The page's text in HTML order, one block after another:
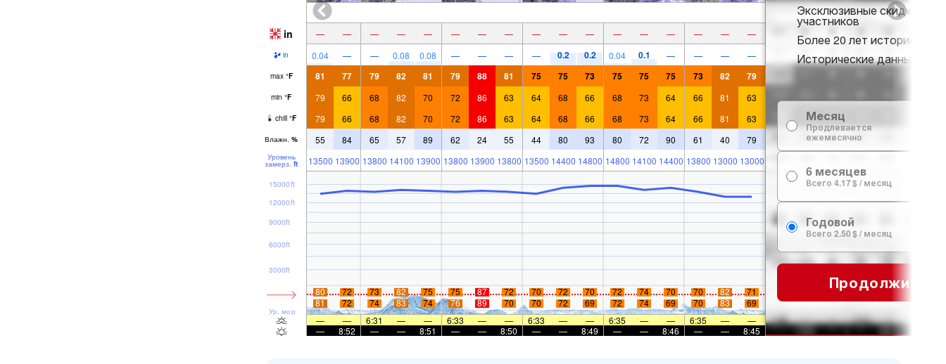
in — — — — — — — — — — — — — — — — —
in 0.04 — — 0.08 0.08 — — — — 0.2 0.2 0.04 0.1 — — — —
max °F 81 77 79 82 81 79 88 81 75 75 73 75 75 75 73 82 79
min °F 79 66 68 82 70 72 86 63 64 68 66 68 73 64 66 81 63
chill °F 79 66 68 82 70 72 86 63 64 68 66 68 73 64 66 81 63
Влажн. % 55 84 65 57 89 62 24 55 44 80 93 80 72 90 61 40 79
Уровень
замерз. ft 13500 13900 13800 14100 13900 13800 13900 13800 13500 14400 14800 14800 14100 14400 13800 13000 13000
Ур. моря
3000ft
6000ft
9000ft
12000ft
15000ft
80 72 73 82 75 75 87 72 70 72 70 72 74 70 70 82
71
81
72 74 83 74 76 89 70 70 72 69 72 74 69 70 83
69
—
— 6:31 — — 6:33 — — 6:33 — — 6:35 — — 6:35 —
—
—
8:52 — — 8:51 — — 8:50 — — 8:49 — — 8:46 — — 8:45
Эксклюзивные скидки для
участников
Более 20 лет истории
Исторические данные о
Месяц
Продлевается
ежемесячно
6 месяцев
Всего 4.17 $ / месяц
Годовой
Всего 2.50 $ / месяц
Продолжить